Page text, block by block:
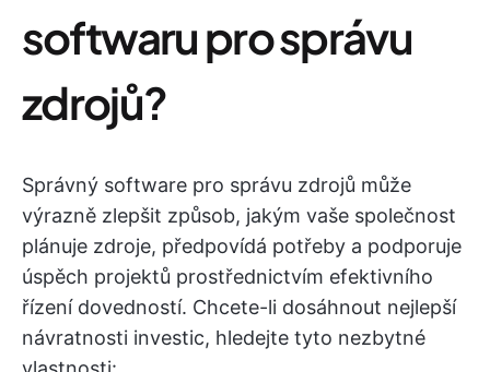
softwaru pro správu
zdrojů?
Správný software pro správu zdrojů může
výrazně zlepšit způsob, jakým vaše společnost
plánuje zdroje, předpovídá potřeby a podporuje
úspěch projektů prostřednictvím efektivního
řízení dovedností. Chcete-li dosáhnout nejlepší
návratnosti investic, hledejte tyto nezbytné